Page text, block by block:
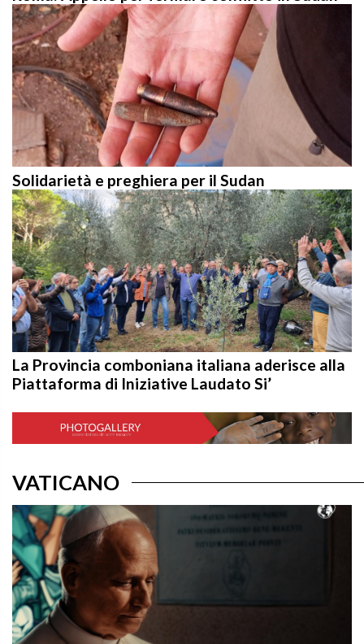
Solidarietà e preghiera per il Sudan
La Provincia comboniana italiana aderisce alla
Piattaforma di Iniziative Laudato Si’